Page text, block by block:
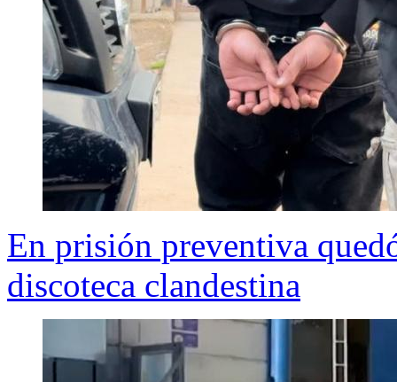
En prisión preventiva
discoteca clandestina